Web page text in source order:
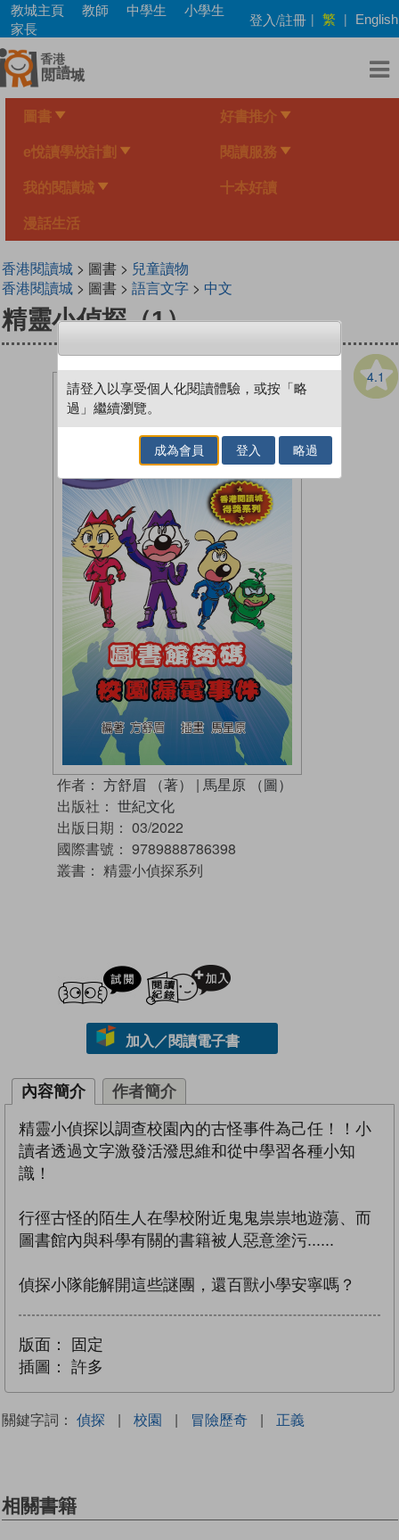
Skip
main
content
教城主頁 教師 中學生
小學生
家長
登入/註冊 | 繁 | English
圖書 好書推介
e悅讀學校計劃 閱讀服務
我的閱讀城 十本好讀
漫話生活
香港閱讀城> 圖書 > 兒童讀物
香港閱讀城> 圖書 > 語言文字> 中文
精靈小偵探（1）
4.1
作者： 方舒眉 （著） | 馬星原 （圖）
出版社： 世紀文化
出版日期： 03/2022
國際書號： 9789888786398
叢書： 精靈小偵探系列
試閲
加入／閱讀電子書
內容簡介 作者簡介
精靈小偵探以調查校園內的古怪事件為己任！！小
讀者透過文字激發活潑思維和從中學習各種小知
識！
行徑古怪的陌生人在學校附近鬼鬼祟祟地遊蕩、而
圖書館內與科學有關的書籍被人惡意塗污......
偵探小隊能解開這些謎團，還百獸小學安寧嗎？
版面：
固定
插圖：
許多
關鍵字詞： 偵探 | 校園 | 冒險歷奇 | 正義
相關書籍
請登入以享受個人化閱讀體驗，或按「略
過」繼續瀏覽。
成為會員 登入 略過